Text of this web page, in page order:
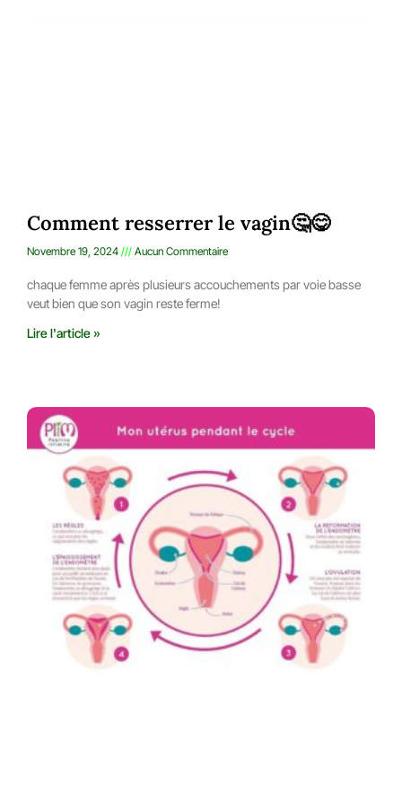
Comment resserrer le vagin🤔😋
Novembre 19, 2024 Aucun Commentaire
chaque femme après plusieurs accouchements par voie basse
veut bien que son vagin reste ferme!
Lire l'article »